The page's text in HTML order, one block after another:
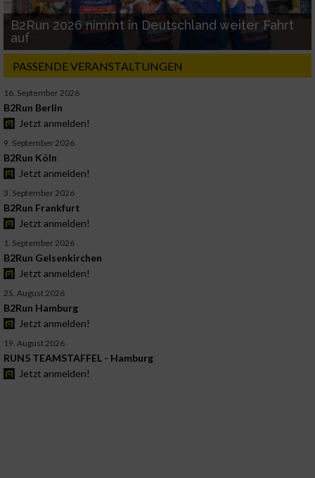
B2Run 2026 nimmt in Deutschland weiter Fahrt
auf
PASSENDE VERANSTALTUNGEN
16. September 2026
B2Run Berlin
Jetzt anmelden!
9. September 2026
B2Run Köln
Jetzt anmelden!
3. September 2026
B2Run Frankfurt
Jetzt anmelden!
1. September 2026
B2Run Gelsenkirchen
Jetzt anmelden!
25. August 2026
B2Run Hamburg
Jetzt anmelden!
19. August 2026
RUN5 TEAMSTAFFEL - Hamburg
Jetzt anmelden!